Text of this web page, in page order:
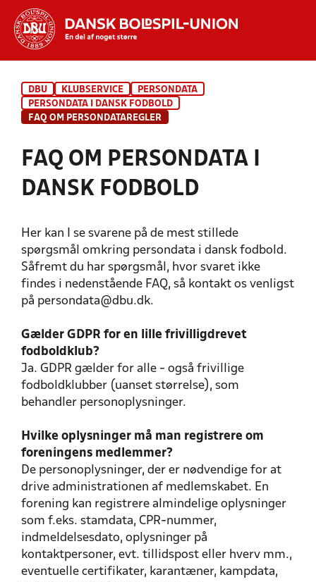
INDHOLD OG NYHEDER
DBU KLUBSERVICE
PERSONDATA
PERSONDATA I DANSK FODBOLD
FAQ OM PERSONDATAREGLER
FAQ OM PERSONDATA I
DANSK FODBOLD
Her kan I se svarene på de mest stillede
spørgsmål omkring persondata i dansk fodbold.
Såfremt du har spørgsmål, hvor svaret ikke
findes i nedenstående FAQ, så kontakt os venligst
på persondata@dbu.dk.
Gælder GDPR for en lille frivilligdrevet
fodboldklub?
Ja. GDPR gælder for alle - også frivillige
fodboldklubber (uanset størrelse), som
behandler personoplysninger.
Hvilke oplysninger må man registrere om
foreningens medlemmer?
De personoplysninger, der er nødvendige for at
drive administrationen af medlemskabet. En
forening kan registrere almindelige oplysninger
som f.eks. stamdata, CPR-nummer,
indmeldelsesdato, oplysninger på
kontaktpersoner, evt. tillidspost eller hverv mm.,
eventuelle certifikater, karantæner, kampdata,